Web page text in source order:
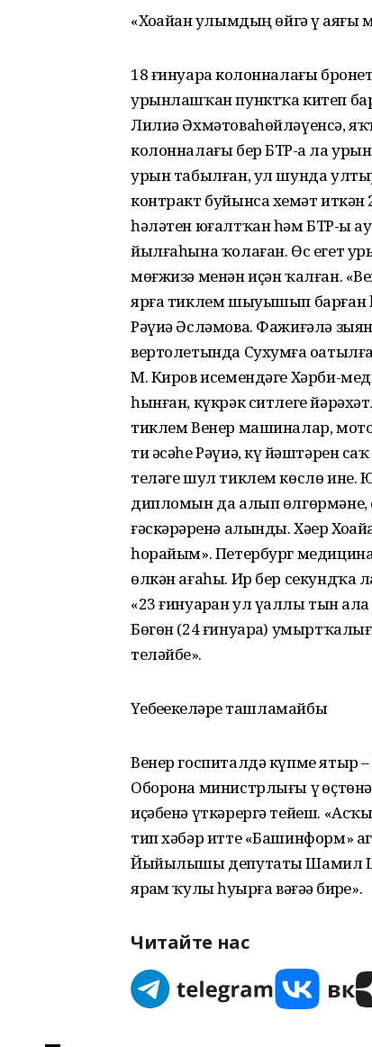
«Хоҙайҙан улымдың өйгә үҙ
18 ғинуарҙа колонналағы
урынлашҡан пунктҡа китеп
Лилиә Әхмәтоваһөйләүенсә,
колонналағы бер БТР-ҙа ла
урын табылған, ул шунда
контракт буйынса хеҙмәт
һәләтен юғалтҡан һәм БТР-ҙы
йылғаһына ҡолаған. Өс егет
мөғжизә менән иҫән ҡалған.
ярға тиклем шыуышып барған
Рәүиә Әсләмова. Фажиғәлә
вертолетында Сухумға
М. Киров исемендәге Хәрби-
һынған, күкрәк ситлеге
тиклем Венер машиналар,
ти әсәһе Рәүиә, күҙ йәштәрен
теләге шул тиклем көслө
дипломын да алып
ғәскәрҙәренә алынды. Хәҙер
һорайым». Петербург
өлкән ағаһы. Ир бер секундҡа
«23 ғинуарҙан ул үҙаллы тын
Бөгөн (24 ғинуарҙа)
теләйбеҙ».
Үҙебеҙҙекеләрҙе ташламайбыҙ
Венер госпиталдә күпме ятыр
Оборона министрлығы үҙ
иҫәбенә үткәрергә тейеш.
тип хәбәр итте «Башинформ»
Йыйылышы депутаты Шамил
ярҙам ҡулы һуҙырға вәғәҙә бирҙе».
Читайте нас